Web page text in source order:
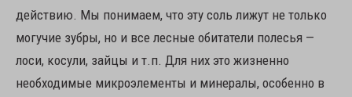
действию. Мы понимаем, что эту соль лижут не только
могучие зубры, но и все лесные обитатели полесья —
лоси, косули, зайцы и т.п. Для них это жизненно
необходимые микроэлементы и минералы, особенно в